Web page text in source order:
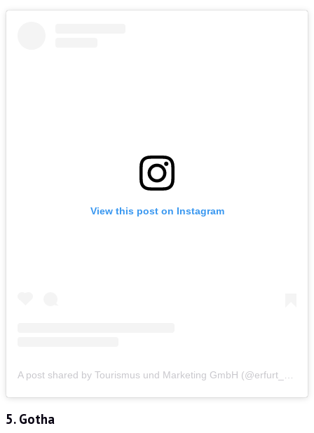
View this post on Instagram
A post shared by Tourismus und Marketing GmbH (@erfurt_erleben)
5. Gotha